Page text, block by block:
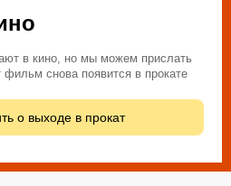
в кино, но мы можем прислать
фильм снова появится в прокате
о выходе в прокат